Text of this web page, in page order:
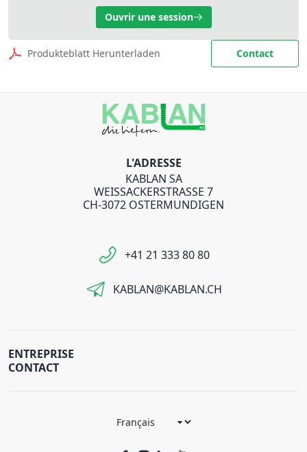
Ouvrir une session
Produkteblatt Herunterladen Contact
L'ADRESSE
KABLAN SA
WEISSACKERSTRASSE 7
CH-3072 OSTERMUNDIGEN
+41 21 333 80 80
KABLAN@KABLAN.CH
ENTREPRISE
CONTACT